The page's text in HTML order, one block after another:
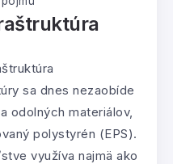
sa dnes nezaobíde
odolných materiálov,
polystyrén (EPS).
využíva najmä ako